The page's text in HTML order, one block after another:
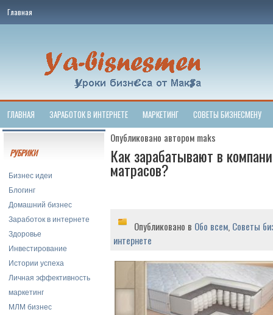
Главная
ГЛАВНАЯ ЗАРАБОТОК В ИНТЕРНЕТЕ МАРКЕТИНГ СОВЕТЫ БИЗНЕСМЕНУ
РУБРИКИ
Бизнес идеи
Блогинг
Домашний бизнес
Заработок в интернете
Здоровье
Инвестирование
Истории успеха
Личная эффективность
маркетинг
МЛМ бизнес
Опубликовано автором maks
Как зарабатывают в
матрасов?
Опубликовано в Обо всем, Советы
интернете